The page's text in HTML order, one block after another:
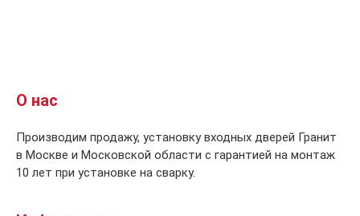
О нас
Производим продажу, установку входных дверей Гранит
в Москве и Московской области с гарантией на монтаж
10 лет при установке на сварку.